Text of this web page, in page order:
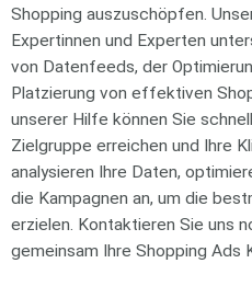
Shopping auszuschöpfen.
Expertinnen und Experten
von Datenfeeds, der
Platzierung von effektiven
unserer Hilfe können Sie
Zielgruppe erreichen und Ihre
analysieren Ihre Daten,
die Kampagnen an, um die
erzielen. Kontaktieren Sie uns
gemeinsam Ihre Shopping Ads